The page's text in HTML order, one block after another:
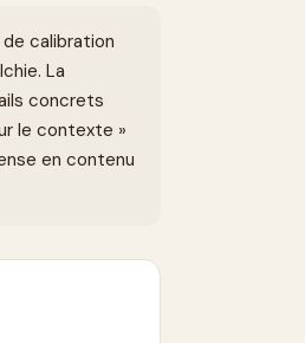
calibration
La
concrets
le contexte »
en contenu